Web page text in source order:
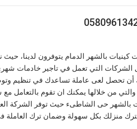
كينيات بالشهر الدمام يتوفرون لدينا،
الشركات التي تعمل في تاجير خادمات
أن تحصل لعى عاملة تساعدك في تنظيم
والتي من خلالها يمكنك ان تقوم بالتعامل
بالشهر حى الشاطىء حيث توفر الشركة
منزلك بكل سهولة وضمان ترك